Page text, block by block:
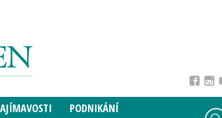
PODNIKÁNÍ